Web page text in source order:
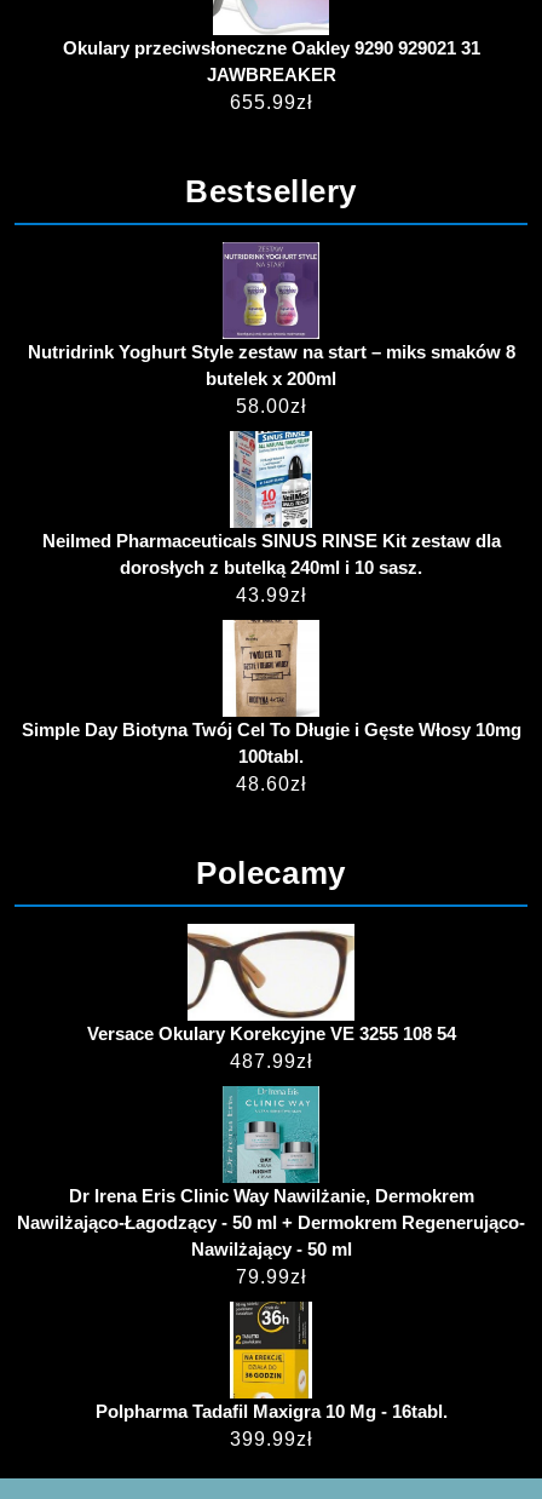
Okulary przeciwsłoneczne Oakley 9290 929021 31
JAWBREAKER
655.99zł
Bestsellery
Nutridrink Yoghurt Style zestaw na start – miks smaków 8
butelek x 200ml
58.00zł
Neilmed Pharmaceuticals SINUS RINSE Kit zestaw dla
dorosłych z butelką 240ml i 10 sasz.
43.99zł
Simple Day Biotyna Twój Cel To Długie i Gęste Włosy 10mg
100tabl.
48.60zł
Polecamy
Versace Okulary Korekcyjne VE 3255 108 54
487.99zł
Dr Irena Eris Clinic Way Nawilżanie, Dermokrem
Nawilżająco-Łagodzący - 50 ml + Dermokrem Regenerująco-
Nawilżający - 50 ml
79.99zł
Polpharma Tadafil Maxigra 10 Mg - 16tabl.
399.99zł